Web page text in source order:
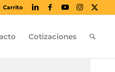
Carrito
Cotizaciones